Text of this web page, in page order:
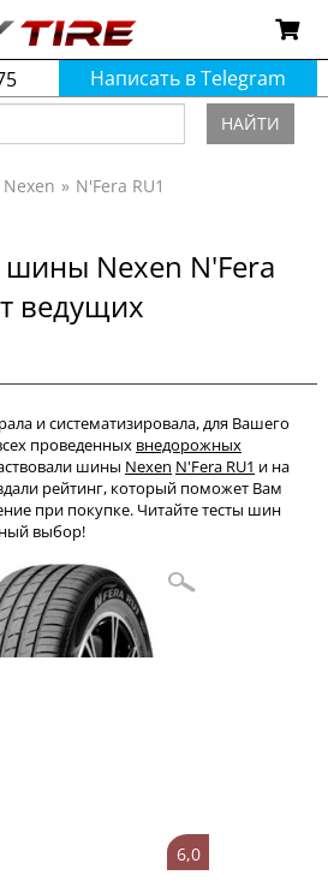
Написать в Telegram
НАЙТИ
Nexen
N'Fera RU1
Nexen N'Fera
ведущих
и систематизировала, для Вашего
проведенных внедорожных
шины Nexen N'Fera RU1 и на
рейтинг, который поможет Вам
при покупке. Читайте тесты шин
выбор!
6,0